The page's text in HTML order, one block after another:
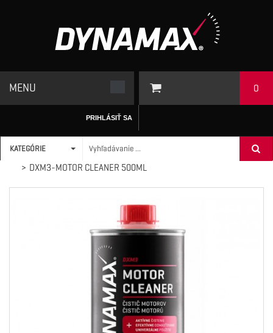
MENU 0
PRIHLÁSIŤ SA
KATEGÓRIE
ÚVODNÁ STRÁNKA / AUTOKOZMETIKA / SERVIS
> DXM3-MOTOR CLEANER 500ML